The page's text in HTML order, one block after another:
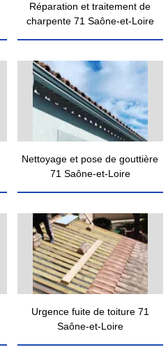
Réparation et traitement de
charpente 71 Saône-et-Loire
Nettoyage et pose de gouttière
71 Saône-et-Loire
Urgence fuite de toiture 71
Saône-et-Loire